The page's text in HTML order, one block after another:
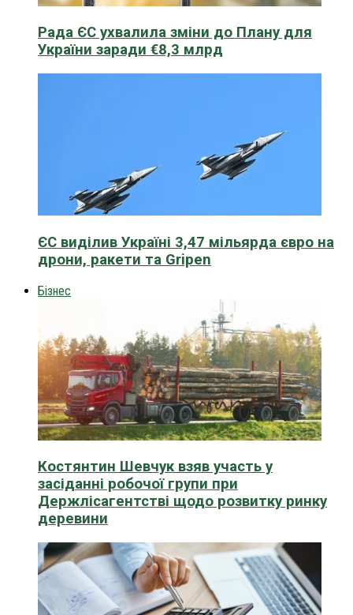
Рада ЄС ухвалила зміни до Плану для
України заради €8,3 млрд
ЄС виділив Україні 3,47 мільярда євро на
дрони, ракети та Gripen
Бізнес
Костянтин Шевчук взяв участь у
засіданні робочої групи при
Держлісагентстві щодо розвитку ринку
деревини